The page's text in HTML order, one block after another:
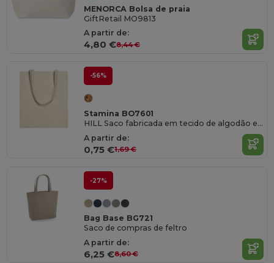
MENORCA Bolsa de praia
GiftRetail MO9813
A partir de:
4,80 €8,44 €
-56%
Stamina BO7601
HILL Saco fabricada em tecido de algodão em cor natural
A partir de:
0,75 €1,69 €
-27%
Bag Base BG721
Saco de compras de feltro
A partir de:
6,25 €8,60 €